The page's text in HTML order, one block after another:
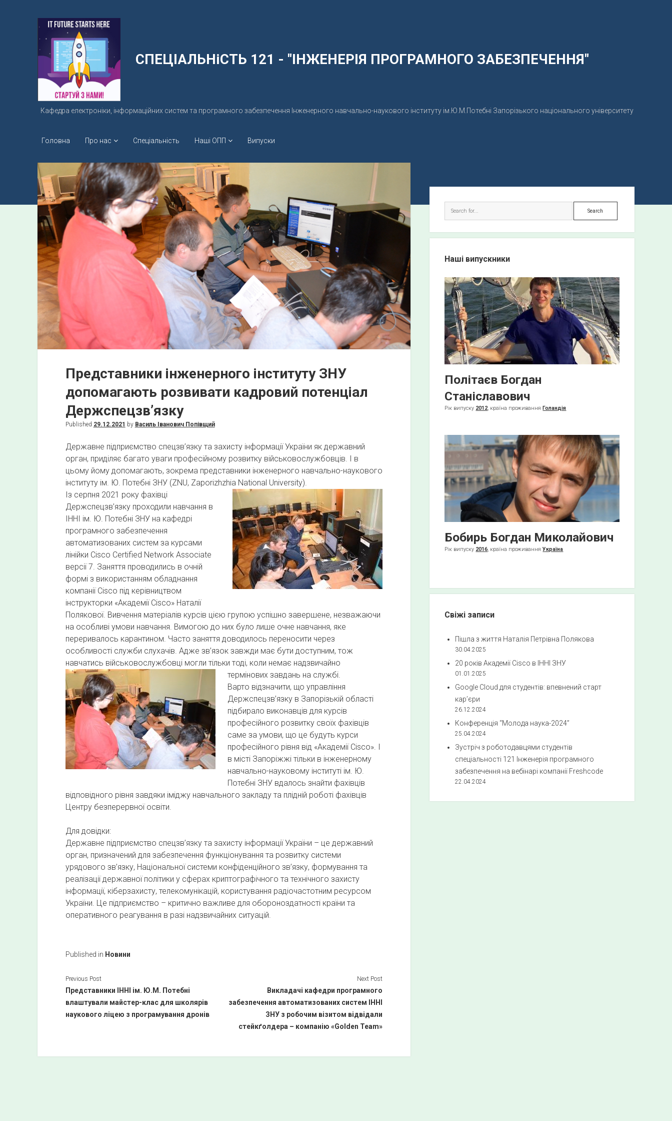
П
Ц
Л
Ь
Н
і
С
Т
Ь
1
2
1
-
"
І
Н
Ж
Е
СПЕЦІАЛЬНіСТЬ 121 - "ІНЖЕНЕРІЯ ПРОГРАМНОГО ЗАБЕЗПЕЧЕННЯ"
Кафедра електроніки, інформаційних систем та програмного забезпечення Інженерного навчально-наукового інституту ім.Ю.М.Потебні Запорізького національного університету
Головна Про нас Спеціальність Наші ОПП Випуски
Представники інженерного інституту ЗНУ
допомагають розвивати кадровий потенціал
Держспецзв’язку
Published 29.12.2021 by Василь Іванович Попівщий
Державне підприємство спецзв’язку та захисту інформації України як державний
орган, приділяє багато уваги професійному розвитку військовослужбовців. І в
цьому йому допомагають, зокрема представники інженерного навчально-наукового
інституту ім. Ю. Потебні ЗНУ (ZNU, Zaporizhzhia National University).
Із серпня 2021 року фахівці
Держспецзв’язку проходили навчання в
ІННІ ім. Ю. Потебні ЗНУ на кафедрі
програмного забезпечення
автоматизованих систем за курсами
лінійки Cisco Certified Network Associate
версії 7. Заняття проводились в очній
формі з використанням обладнання
компанії Cisco під керівництвом
інструкторки «Академії Cisco» Наталії
Полякової. Вивчення матеріалів курсів цією групою успішно завершене, незважаючи
на особливі умови навчання. Вимогою до них було лише очне навчання, яке
переривалось карантином. Часто заняття доводилось переносити через
особливості служби слухачів. Адже зв’язок завжди має бути доступним, тож
навчатись військовослужбовці могли тільки тоді, коли немає надзвичайно
термінових завдань на службі.
Варто відзначити, що управління
Держспецзв’язку в Запорізькій області
підбирало виконавців для курсів
професійного розвитку своїх фахівців
саме за умови, що це будуть курси
професійного рівня від «Академії Cisco». І
в місті Запоріжжі тільки в інженерному
навчально-науковому інституті ім. Ю.
Потебні ЗНУ вдалось знайти фахівців
відповідного рівня завдяки іміджу навчального закладу та плідній роботі фахівців
Центру безперервної освіти.
Для довідки:
Державне підприємство спецзв’язку та захисту інформації України – це державний
орган, призначений для забезпечення функціонування та розвитку системи
урядового зв’язку, Національної системи конфіденційного зв’язку, формування та
реалізації державної політики у сферах криптографічного та технічного захисту
інформації, кіберзахисту, телекомунікацій, користування радіочастотним ресурсом
України. Це підприємство – критично важливе для обороноздатності країни та
оперативного реагування в разі надзвичайних ситуацій.
Published in Новини
Previous Post
Представники ІННІ ім. Ю.М. Потебні
влаштували майстер-клас для школярів
наукового ліцею з програмування дронів
Next Post
Викладачі кафедри програмного
забезпечення автоматизованих систем ІННІ
ЗНУ з робочим візитом відвідали
стейкґолдера – компанію «Golden Team»
d
e
a
Наші випускники
Політаєв Богдан
Станіславович
Рік випуску 2012, країна проживання Голандія
Бобирь Богдан Миколайович
Рік випуску 2016, країна проживанняУкраїна
Свіжі записи
Пішла з життя Наталія Петрівна Полякова
30.04.2025
20 років Академії Cisco в ІННІ ЗНУ
01.01.2025
Google Cloud для студентів: впевнений старт
кар’єри
26.12.2024
Конференція “Молода наука-2024”
25.04.2024
Зустріч з роботодавцями студентів
спеціальності 121 Інженерія програмного
забезпечення на вебінарі компанії Freshcode
22.04.2024